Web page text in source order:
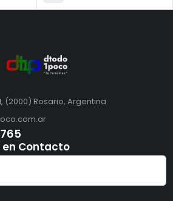
(2000) Rosario, Argentina
Contacto